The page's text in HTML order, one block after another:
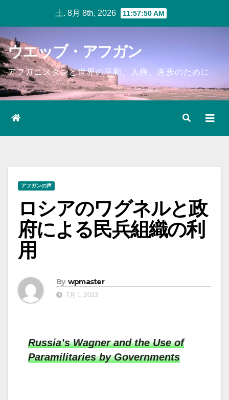
content
土. 8月 8th, 2026 11:57:51 AM
ウエッブ・アフガン
アフガニスタンと世界の平和、人権、進歩のために
アフガンの声
ロシアのワグネルと政
府による民兵組織の利
用
By wpmaster
7月 1, 2023
Russia’s Wagner and the Use of
Paramilitaries by Governments